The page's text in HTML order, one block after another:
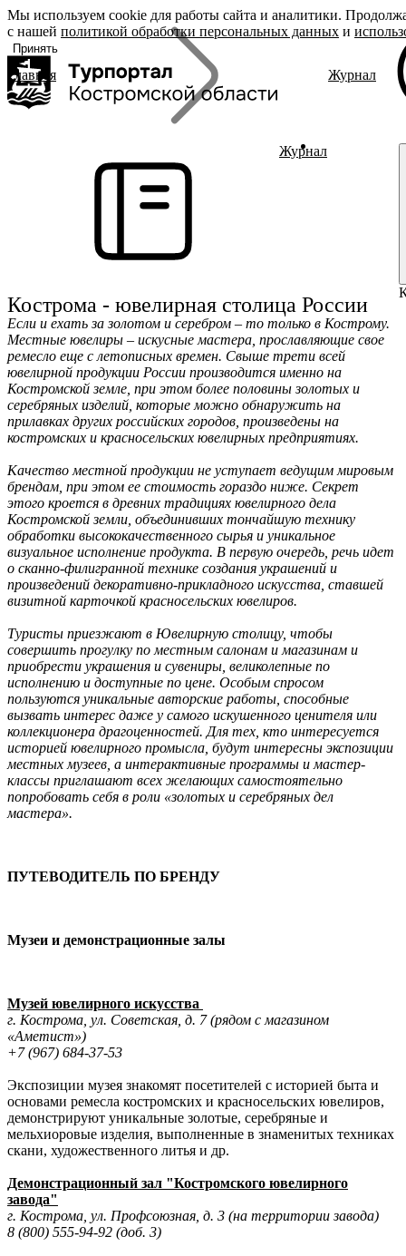
О регионе
О регионе
Журнал
Брендовые маршруты
Полезный досуг
Активный отдых
События
Читать новости
Ru ?
Главная Журнал
Журнал
Кострома - ювелирная столица России
Если и ехать за золотом и серебром – то только в Кострому.
Местные ювелиры – искусные мастера, прославляющие свое
ремесло еще с летописных времен. Свыше трети всей
ювелирной продукции России производится именно на
Костромской земле, при этом более половины золотых и
серебряных изделий, которые можно обнаружить на
прилавках других российских городов, произведены на
костромских и красносельских ювелирных предприятиях.
Качество местной продукции не уступает ведущим мировым
брендам, при этом ее стоимость гораздо ниже. Секрет
этого кроется в древних традициях ювелирного дела
Костромской земли, объединивших тончайшую технику
обработки высококачественного сырья и уникальное
визуальное исполнение продукта. В первую очередь, речь идет
о сканно-филигранной технике создания украшений и
произведений декоративно-прикладного искусства, ставшей
визитной карточкой красносельских ювелиров.
Туристы приезжают в Ювелирную столицу, чтобы
совершить прогулку по местным салонам и магазинам и
приобрести украшения и сувениры, великолепные по
исполнению и доступные по цене. Особым спросом
пользуются уникальные авторские работы, способные
вызвать интерес даже у самого искушенного ценителя или
коллекционера драгоценностей. Для тех, кто интересуется
историей ювелирного промысла, будут интересны экспозиции
местных музеев, а интерактивные программы и мастер-
классы приглашают всех желающих самостоятельно
попробовать себя в роли «золотых и серебряных дел
мастера».
ПУТЕВОДИТЕЛЬ ПО БРЕНДУ
Музеи и демонстрационные залы
Музей ювелирного искусства
г. Кострома, ул. Советская, д. 7 (рядом с магазином
«Аметист»)
+7 (967) 684-37-53
Экспозиции музея знакомят посетителей с историей быта и
основами ремесла костромских и красносельских ювелиров,
демонстрируют уникальные золотые, серебряные и
мельхиоровые изделия, выполненные в знаменитых техниках
скани, художественного литья и др.
Демонстрационный зал "Костромского ювелирного
завода"
г. Кострома, ул. Профсоюзная, д. 3 (на территории завода)
8 (800) 555-94-92 (доб. 3)
Мы используем cookie для работы сайта и аналитики.
с нашей политикой обработки персональных данных и
Принять
«Задать
вопрос», вы
соглашаетесь
с
политикой
обработки
персональных
данных